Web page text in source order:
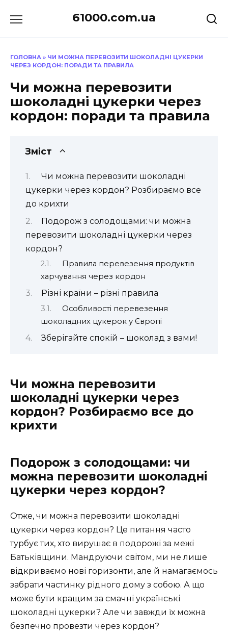
до
61000.com.ua
ГОЛОВНА » ЧИ МОЖНА ПЕРЕВОЗИТИ ШОКОЛАДНІ ЦУКЕРКИ
ЧЕРЕЗ КОРДОН: ПОРАДИ ТА ПРАВИЛА
Чи можна перевозити
шоколадні цукерки через
кордон: поради та правила
Зміст
Чи можна перевозити шоколадні
цукерки через кордон? Розбираємо все
до крихти
Подорож з солодощами: чи можна
перевозити шоколадні цукерки через
кордон?
Правила перевезення продуктів
харчування через кордон
Різні країни – різні правила
Особливості перевезення
шоколадних цукерок у Європі
Зберігайте спокій – шоколад з вами!
Чи можна перевозити
шоколадні цукерки через
кордон? Розбираємо все до
крихти
Подорож з солодощами: чи
можна перевозити шоколадні
цукерки через кордон?
Отже, чи можна перевозити шоколадні
цукерки через кордон? Це питання часто
турбує тих, хто вирушає в подорожі за межі
Батьківщини. Мандруючи світом, ми не лише
відкриваємо нові горизонти, але й намагаємось
забрати частинку рідного дому з собою. А що
може бути кращим за смачні українські
шоколадні цукерки? Але чи завжди їх можна
безпечно провезти через кордон?